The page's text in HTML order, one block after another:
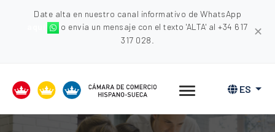
Date alta en nuestro canal informativo de WhatsApp
o envia un mensaje con el texto 'ALTA' al +34 617
317 028.
✕
ES